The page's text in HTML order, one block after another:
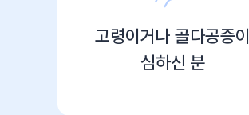
고령이거나 골다공증이
심하신 분